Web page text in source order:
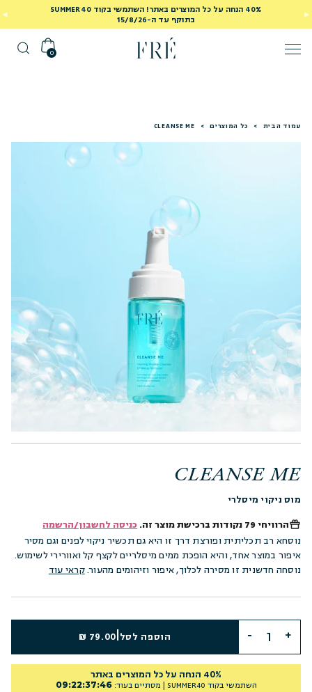
40% הנחה על כל המוצרים באתר! השתמשי בקוד SUMMER40
בתוקף עד ה-15/8/26
0
עמוד הבית > כל המוצרים >
CLEANSE ME
CLEANSE ME
מוס ניקוי מיסלרי
הרוויחי 79 נקודות ברכישת מוצר זה. כניסה לחשבון/הרשמה
נוסחא רב תכליתית ופורצת דרך זו היא גם תכשיר ניקוי לפנים וגם מסיר
איפור במוצר אחד, והיא הופכת ממים מיסלריים לקצף קל ואוורירי לשימוש.
נוסחה חדשנית זו מסירה לכלוך, איפור וזיהומים מהעור.קראי עוד
הוספה לסל 79.00 ₪
40% הנחה על כל המוצרים באתר
השתמשי בקוד SUMMER40 | מסתיים בעוד: 09:22:37:45